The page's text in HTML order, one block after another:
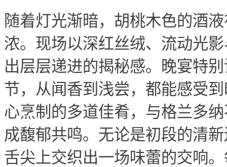
随着灯光渐暗，胡桃木色的酒
浓。现场以深红丝绒、流动光
出层层递进的揭秘感。晚宴特
节，从闻香到浅尝，都能感受
心烹制的多道佳肴，与格兰多
成馥郁共鸣。无论是初段的清
舌尖上交织出一场味蕾的交响